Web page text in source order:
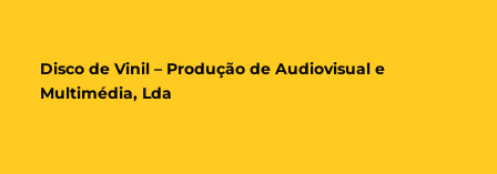
Disco de Vinil – Produção de Audiovisual e
Multimédia, Lda